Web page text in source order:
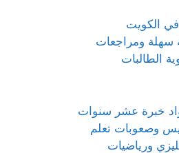
الكويت
ومراجعات
الطالبات
خبرة عشر سنوات
وصعوبات تعلم
ورياضيات